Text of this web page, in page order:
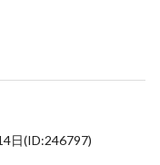
日(ID:246797)